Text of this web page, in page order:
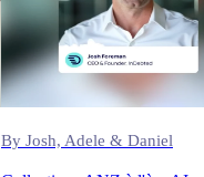
By Josh, Adele & Daniel